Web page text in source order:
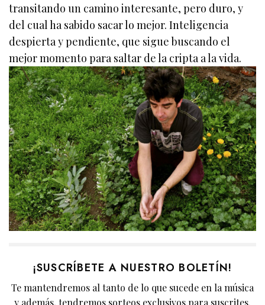
transitando un camino interesante, pero duro, y
del cual ha sabido sacar lo mejor. Inteligencia
despierta y pendiente, que sigue buscando el
mejor momento para saltar de la cripta a la vida.
¡SUSCRÍBETE A NUESTRO BOLETÍN!
Te mantendremos al tanto de lo que sucede en la música
y además, tendremos sorteos exclusivos para suscrites.